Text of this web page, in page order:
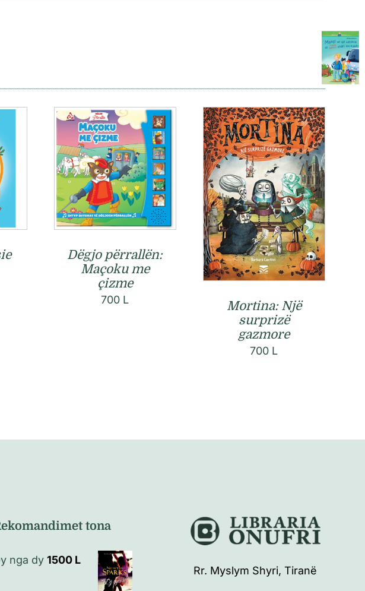
Dëgjo përrallën:
Maçoku me
çizme
700 L
Mortina: Një
surprizë
gazmore
700 L
tona
nga dy 1500 L
Rr. Myslym Shyri, Tiranë